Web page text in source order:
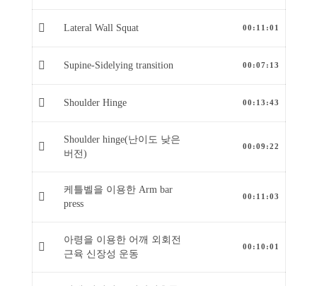
Lateral Wall Squat 00:11:01
Supine-Sidelying transition 00:07:13
Shoulder Hinge 00:13:43
Shoulder hinge(난이도 낮은
버전)
00:09:22
케틀벨을 이용한 Arm bar
press
00:11:03
아령을 이용한 어깨 외회전
근육 신장성 운동
00:10:01